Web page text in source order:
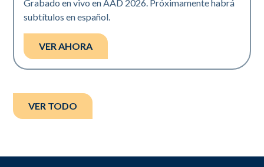
Grabado en vivo en AAD 2026. Próximamente habrá
subtítulos en español.
VER AHORA
VER TODO